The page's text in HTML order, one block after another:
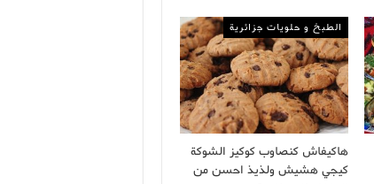
الطبخ و حلويات جزائرية
هاكيفاش كنصاوب كوكيز الشوكة
كيجي هشيش ولذيذ احسن من